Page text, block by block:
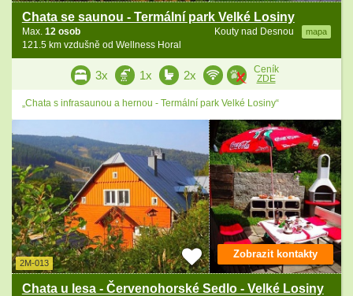
Chata se saunou - Termální park Velké Losiny
Kouty nad Desnou mapa
Max. 12 osob
121.5 km vzdušně od Wellness Horal
3x 1x 2x
Ceník
ZDE
„Chata s infrasaunou a hernou - Termální park Velké Losiny“
2M-013
Chata u lesa - Červenohorské Sedlo - Velké Losiny
Zobrazit kontakty